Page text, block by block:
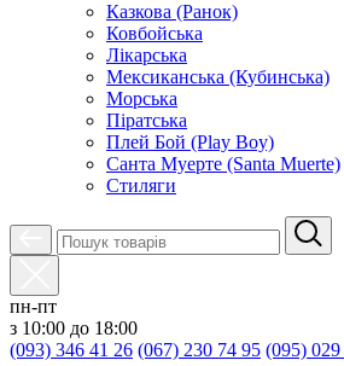
Казкова (Ранок)
Ковбойська
Лікарська
Мексиканська (Кубинська)
Морська
Піратська
Плей Бой (Play Boy)
Санта Муерте (Santa Muerte)
Стиляги
пн-пт
з 10:00 до 18:00
(093) 346 41 26 (067) 230 74 95 (095)